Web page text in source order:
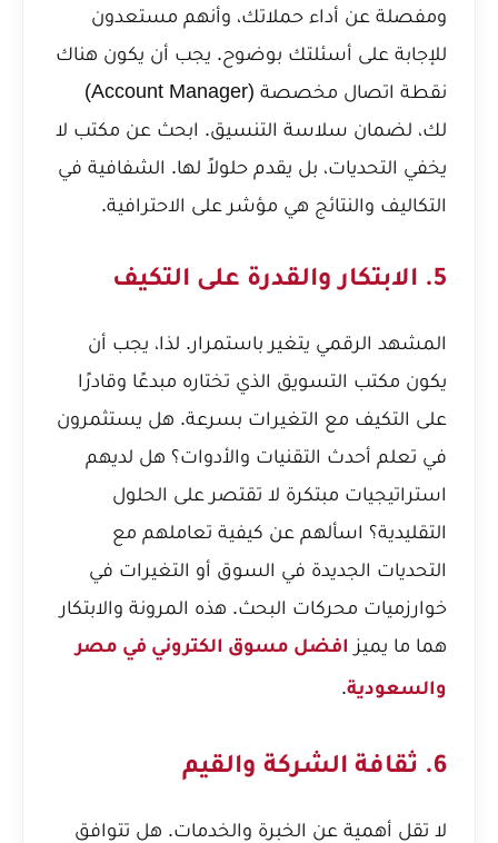
ومفصلة عن أداء حملاتك، وأنهم مستعدون
للإجابة على أسئلتك بوضوح. يجب أن يكون هناك
نقطة اتصال مخصصة (Account Manager)
لك، لضمان سلاسة التنسيق. ابحث عن مكتب لا
يخفي التحديات، بل يقدم حلولاً لها. الشفافية في
التكاليف والنتائج هي مؤشر على الاحترافية.
5. الابتكار والقدرة على التكيف
المشهد الرقمي يتغير باستمرار. لذا، يجب أن
يكون مكتب التسويق الذي تختاره مبدعًا وقادرًا
على التكيف مع التغيرات بسرعة. هل يستثمرون
في تعلم أحدث التقنيات والأدوات؟ هل لديهم
استراتيجيات مبتكرة لا تقتصر على الحلول
التقليدية؟ اسألهم عن كيفية تعاملهم مع
التحديات الجديدة في السوق أو التغيرات في
خوارزميات محركات البحث. هذه المرونة والابتكار
هما ما يميز افضل مسوق الكتروني في مصر
والسعودية.
6. ثقافة الشركة والقيم
لا تقل أهمية عن الخبرة والخدمات. هل تتوافق